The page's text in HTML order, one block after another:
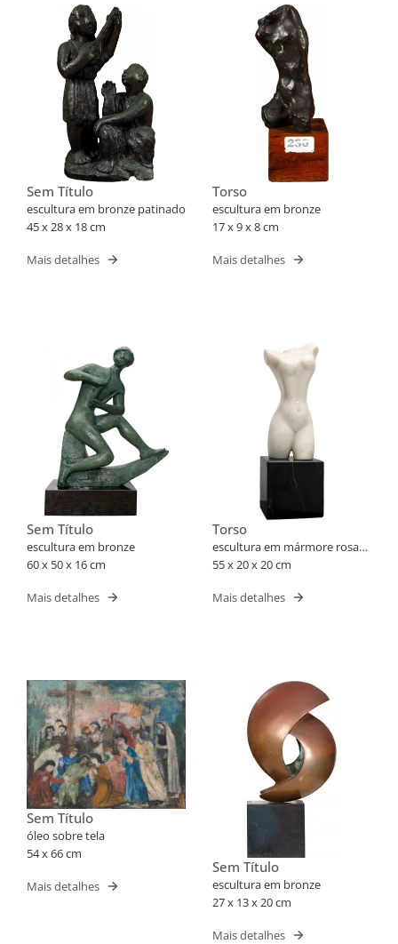
Sem Título
escultura em bronze patinado
45 x 28 x 18 cm
Mais detalhes
Torso
escultura em bronze
17 x 9 x 8 cm
Mais detalhes
Sem Título
escultura em bronze
60 x 50 x 16 cm
Mais detalhes
Torso
escultura em mármore rosa
português
55 x 20 x 20 cm
Mais detalhes
Sem Título
óleo sobre tela
54 x 66 cm
Mais detalhes
Sem Título
escultura em bronze
27 x 13 x 20 cm
Mais detalhes